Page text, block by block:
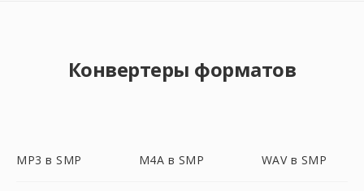
Конвертеры форматов
MP3 в SMP M4A в SMP WAV в SMP